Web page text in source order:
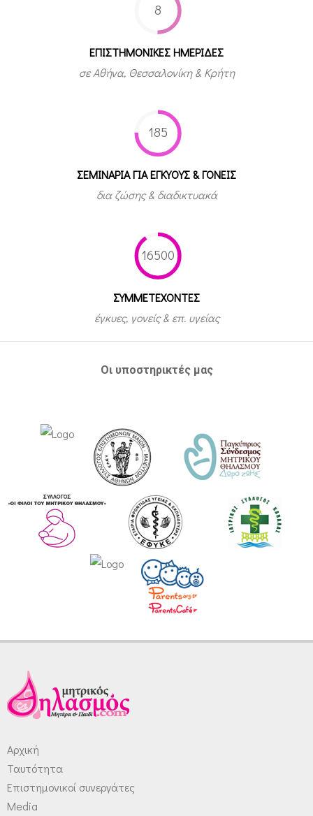
8
ΕΠΙΣΤΗΜΟΝΙΚΕΣ ΗΜΕΡΙΔΕΣ
σε Αθήνα, Θεσσαλονίκη & Κρήτη
185
ΣΕΜΙΝΑΡΙΑ ΓΙΑ ΕΓΚΥΟΥΣ & ΓΟΝΕΙΣ
δια ζώσης & διαδικτυακά
16500
ΣΥΜΜΕΤEΧΟΝΤΕΣ
έγκυες, γονείς & επ. υγείας
Οι υποστηρικτές μας
Αρχική
Ταυτότητα
Επιστημονικοί συνεργάτες
Media